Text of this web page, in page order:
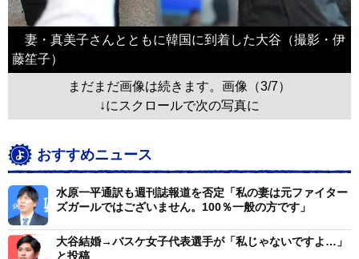
妻・真美子さんとともに韓国に到着した大谷（撮影・伊
藤笙子）
まだまだ画像は続きます。画像（3/7）
↓にスクロールで次の写真に
おすすめニュース
水原一平通訳も週刊誌報道を否定「私の妻は元ファイター
ズガールではございません。100％一般の方です」
大谷結婚→バスケ女子代表選手が「私じゃないですよ…」
と投稿